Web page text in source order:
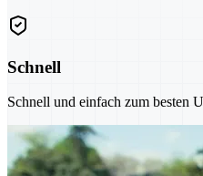
Schnell
Schnell und einfach zum besten